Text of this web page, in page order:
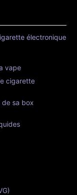
électronique
vape
cigarette
de sa box